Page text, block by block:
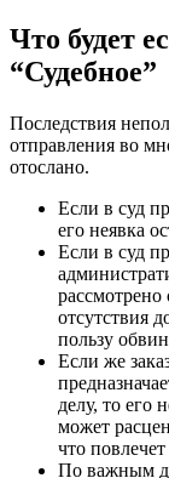
Что будет
“Судебное”
Последствия
отправления во
отослано.
Если в суд
его неявка
Если в суд
рассмотрено
отсутствия
пользу
Если же
делу, то его
может
что
По важным